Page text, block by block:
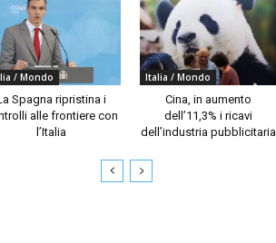
/ Mondo
Spagna ripristina i
alle frontiere con
l’Italia
Italia / Mondo
Cina, in aumento
dell’11,3% i ricavi
dell’industria pubblicitaria